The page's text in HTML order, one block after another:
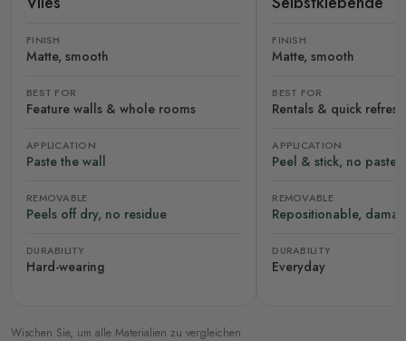
FINISH
Matte, smooth
BEST FOR
Feature walls & whole rooms
APPLICATION
Paste the wall
REMOVABLE
Peels off dry, no residue
DURABILITY
Hard-wearing
FINISH
Matte, smooth
BEST FOR
Rentals & quick
APPLICATION
Peel & stick, no paste
REMOVABLE
Repositionable,
DURABILITY
Everyday
Wischen Sie, um alle Materialien zu vergleichen